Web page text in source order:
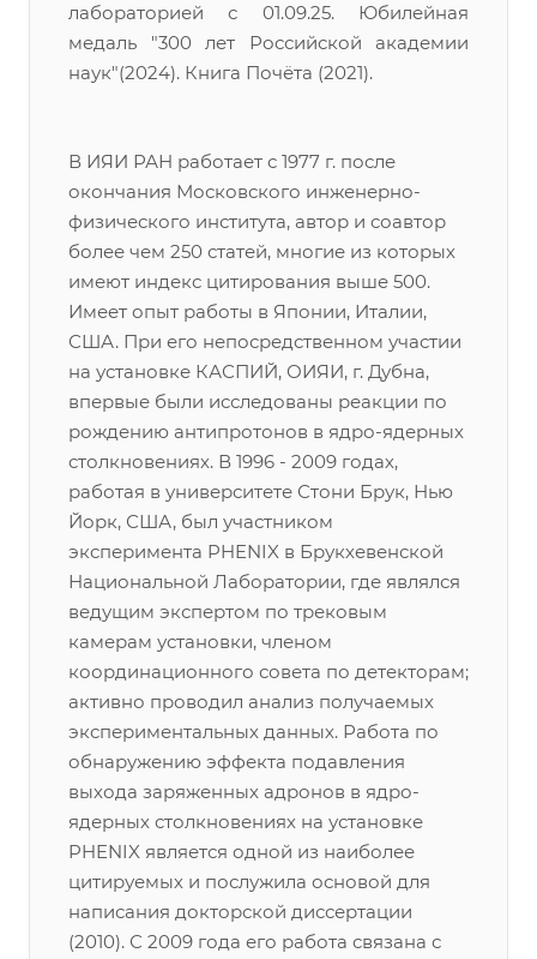
лабораторией с 01.09.25. Юбилейная
медаль "300 лет Российской академии
наук"(2024). Книга Почёта (2021).
В ИЯИ РАН работает с 1977 г. после
окончания Московского инженерно-
физического института, автор и соавтор
более чем 250 статей, многие из которых
имеют индекс цитирования выше 500.
Имеет опыт работы в Японии, Италии,
США. При его непосредственном участии
на установке КАСПИЙ, ОИЯИ, г. Дубна,
впервые были исследованы реакции по
рождению антипротонов в ядро-ядерных
столкновениях. В 1996 - 2009 годах,
работая в университете Стони Брук, Нью
Йорк, США, был участником
эксперимента PHENIX в Брукхевенской
Национальной Лаборатории, где являлся
ведущим экспертом по трековым
камерам установки, членом
координационного совета по детекторам;
активно проводил анализ получаемых
экспериментальных данных. Работа по
обнаружению эффекта подавления
выхода заряженных адронов в ядро-
ядерных столкновениях на установке
PHENIX является одной из наиболее
цитируемых и послужила основой для
написания докторской диссертации
(2010). С 2009 года его работа связана с